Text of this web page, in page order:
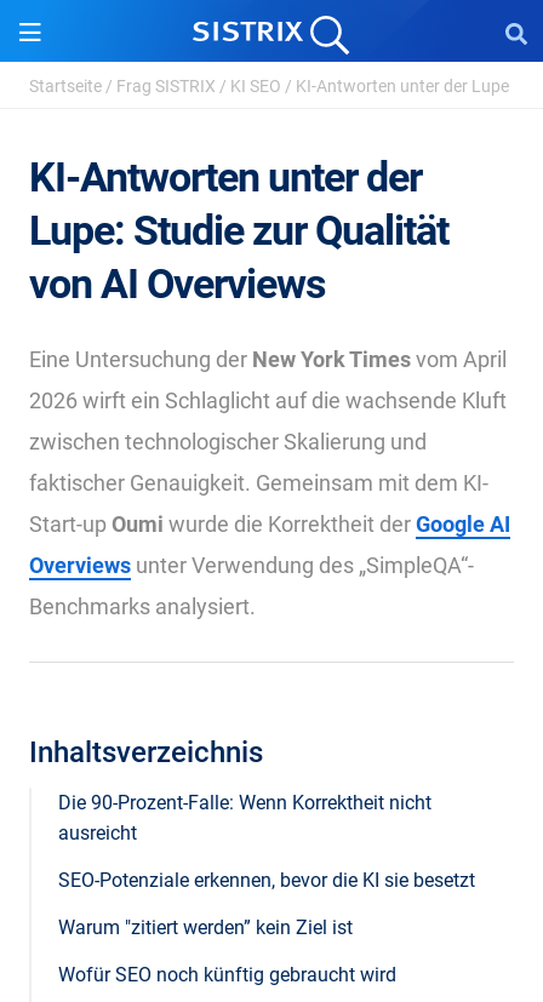
Startseite / Frag SISTRIX / KI SEO / KI-Antworten unter der Lupe
KI-Antworten unter der
Lupe: Studie zur Qualität
von AI Overviews
Eine Untersuchung der New York Timesvom April
2026 wirft ein Schlaglicht auf die wachsende Kluft
zwischen technologischer Skalierung und
faktischer Genauigkeit. Gemeinsam mit dem KI-
Start-upOumi wurde die Korrektheit derGoogle AI
Overviews unter Verwendung des „SimpleQA“-
Benchmarks analysiert.
Inhaltsverzeichnis
Die 90-Prozent-Falle: Wenn Korrektheit nicht
ausreicht
SEO-Potenziale erkennen, bevor die KI sie besetzt
Warum "zitiert werden” kein Ziel ist
Wofür SEO noch künftig gebraucht wird